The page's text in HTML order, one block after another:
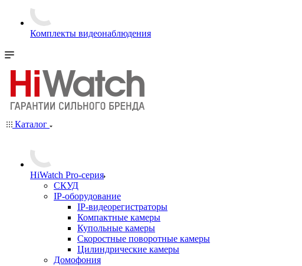
Комплекты видеонаблюдения
Каталог
HiWatch Pro-серия
CКУД
IP-оборудование
IP-видеорегистраторы
Компактные камеры
Купольные камеры
Скоростные поворотные камеры
Цилиндрические камеры
Домофония